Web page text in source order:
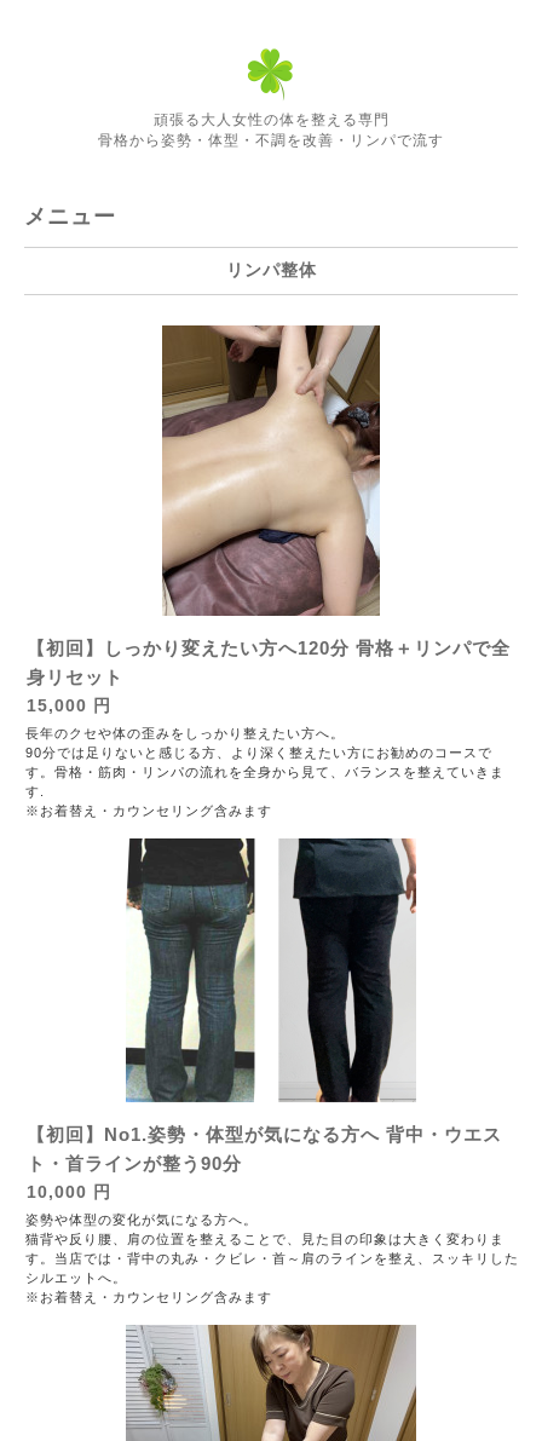
頑張る大人女性の体を整える専門
骨格から姿勢・体型・不調を改善・リンパで流す
メニュー
リンパ整体
【初回】しっかり変えたい方へ120分 骨格＋リンパで全
身リセット
15,000 円
長年のクセや体の歪みをしっかり整えたい方へ。
90分では足りないと感じる方、より深く整えたい方にお勧めのコースで
す。骨格・筋肉・リンパの流れを全身から見て、バランスを整えていきま
す.
※お着替え・カウンセリング含みます
【初回】No1.姿勢・体型が気になる方へ 背中・ウエス
ト・首ラインが整う90分
10,000 円
姿勢や体型の変化が気になる方へ。
猫背や反り腰、肩の位置を整えることで、見た目の印象は大きく変わりま
す。当店では・背中の丸み・クビレ・首～肩のラインを整え、スッキリした
シルエットへ。
※お着替え・カウンセリング含みます